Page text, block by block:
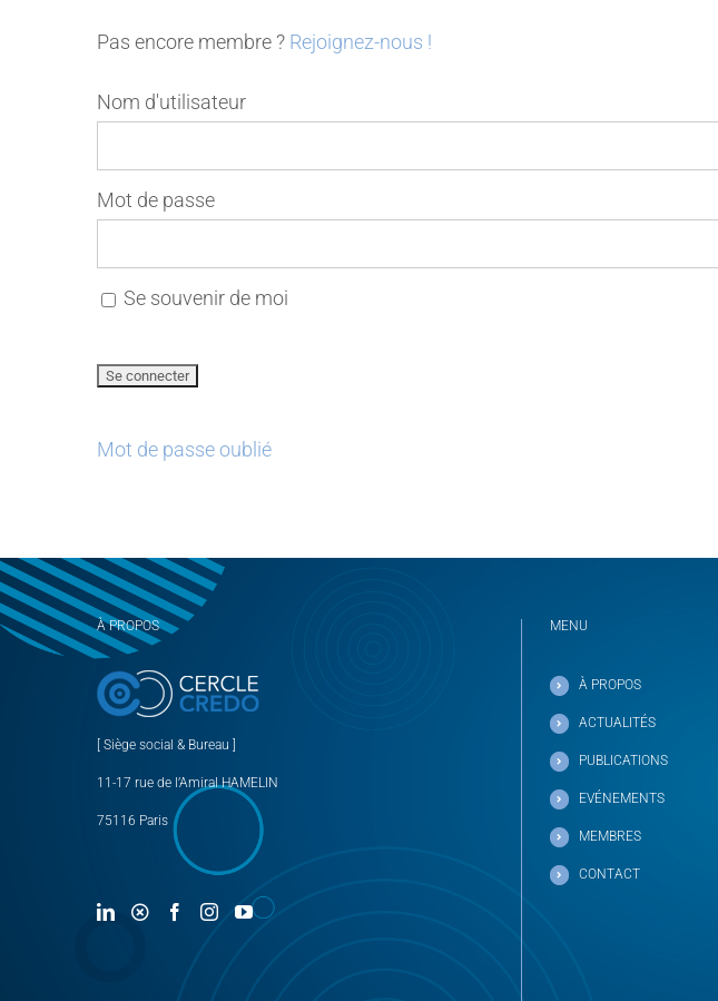
Pas encore membre ? Rejoignez-nous !
Nom d'utilisateur
Mot de passe
Se souvenir de moi
Mot de passe oublié
À PROPOS
[ Siège social & Bureau ]
11-17 rue de l’Amiral HAMELIN
75116 Paris
MENU
À PROPOS
ACTUALITÉS
PUBLICATIONS
EVÉNEMENTS
MEMBRES
CONTACT